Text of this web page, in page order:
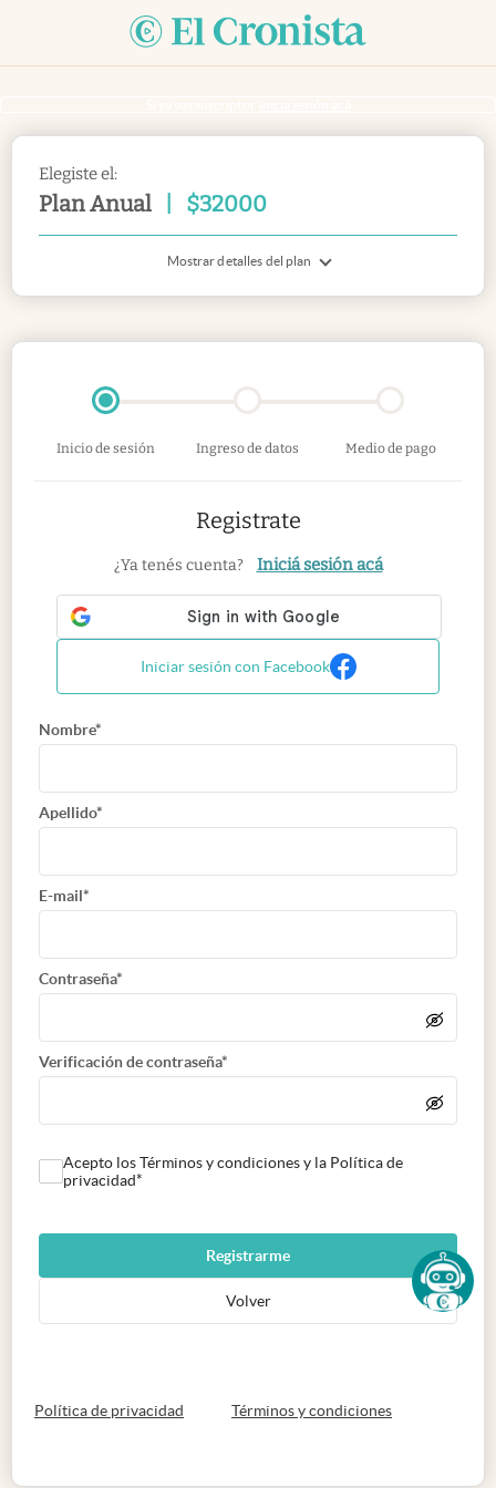
Elegiste el:
Plan Anual $32000
Mostrar detalles del plan
Inicio de sesión Ingreso de datos Medio de pago
Registrate
¿Ya tenés cuenta? Iniciá sesión acá
Iniciar sesión con Facebook
Nombre*
Apellido*
E-mail*
Contraseña*
Verificación de contraseña*
Acepto los Términos y condiciones y la Política de
privacidad*
Registrarme
Volver
Política de privacidad abre en nueva pestaña
Términos y condicionesabre en nueva